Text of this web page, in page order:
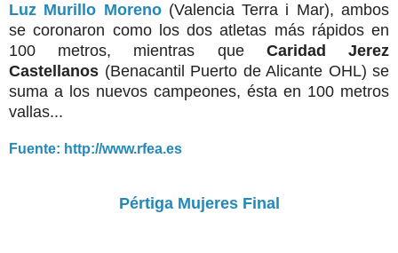
Luz Murillo Moreno(Valencia Terra i Mar), ambos
se coronaron como los dos atletas más rápidos en
100 metros, mientras que Caridad Jerez
Castellanos (Benacantil Puerto de Alicante OHL) se
suma a los nuevos campeones, ésta en 100 metros
vallas...
Fuente: http://www.rfea.es
Pértiga Mujeres Final